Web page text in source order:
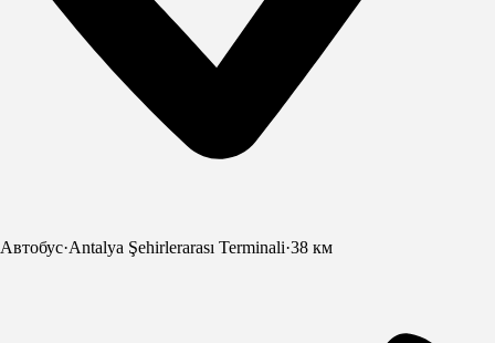
Автобус·Antalya Şehirlerarası Terminali·38 км